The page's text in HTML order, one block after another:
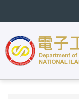
要
內
容